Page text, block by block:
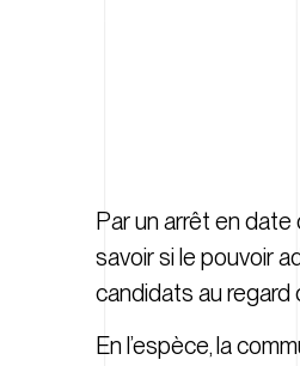
Par un arrêt en date
savoir si le pouvoir
candidats au regard
En l’espèce, la